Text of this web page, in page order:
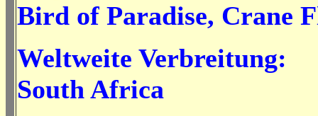
Bird of Paradise, Crane
Weltweite Verbreitung:
South Africa